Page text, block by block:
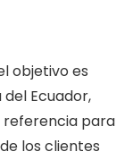
objetivo es
Ecuador,
referencia para
los clientes